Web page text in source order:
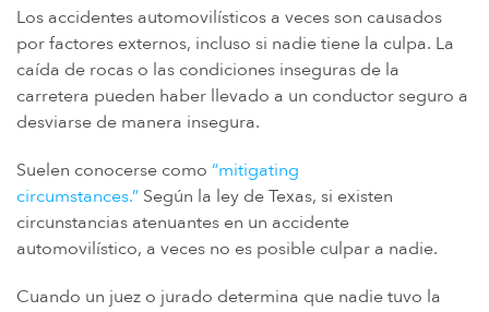
TYLENOL (PARACETAMOL) AUTISMO/TDAH
VIAGRA Y CIALIS (SILDENAFIL)
TEORÍAS DE RESPONSABILIDAD POR PRODUCTOS
CUÁNTO TIEMPO TIENES PARA TOMAR CIERTAS ACCIONES
Los accidentes automovilísticos a veces son causados ​​
por factores externos, incluso si nadie tiene la culpa. La
caída de rocas o las condiciones inseguras de la
carretera pueden haber llevado a un conductor seguro a
desviarse de manera insegura.
Suelen conocerse como “mitigating
circumstances.” Según la ley de Texas, si existen
circunstancias atenuantes en un accidente
automovilístico, a veces no es posible culpar a nadie.
Cuando un juez o jurado determina que nadie tuvo la